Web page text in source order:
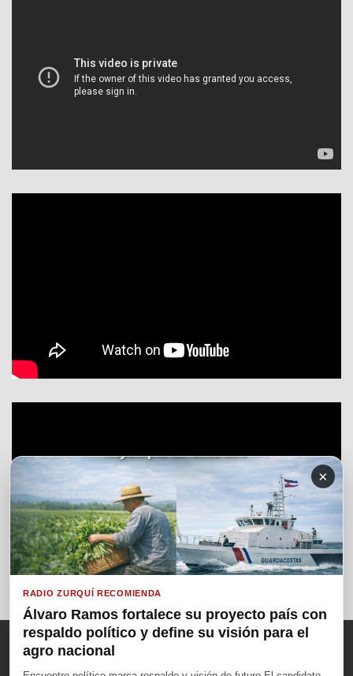
×
RADIO ZURQUÍ RECOMIENDA
Álvaro Ramos fortalece su proyecto país con
respaldo político y define su visión para el
agro nacional